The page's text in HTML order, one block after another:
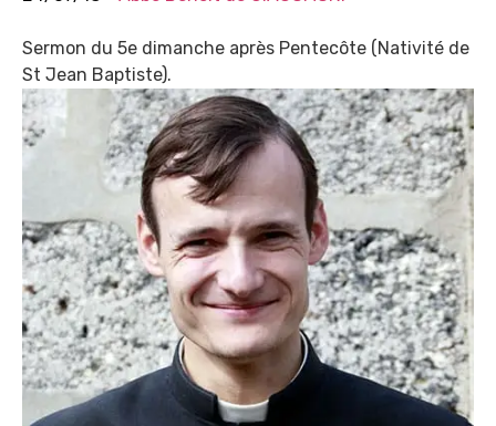
Sermon du 5e dimanche après Pentecôte (Nativité de
St Jean Baptiste).